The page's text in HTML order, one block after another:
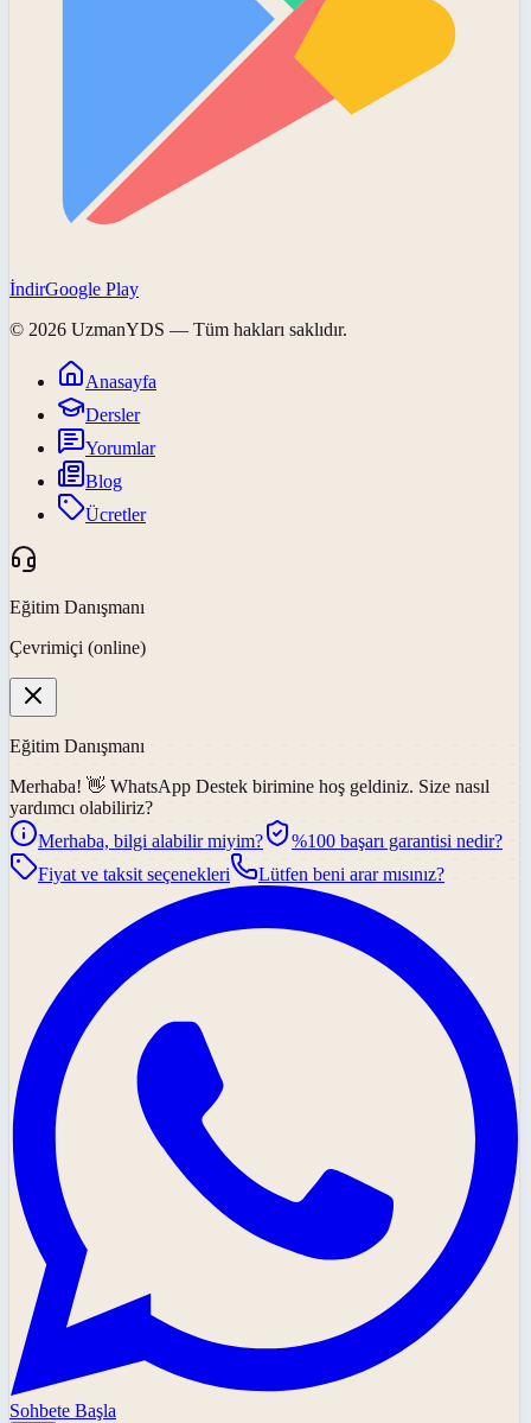
İndirGoogle Play
© 2026 UzmanYDS — Tüm hakları saklıdır.
Anasayfa
Dersler
Yorumlar
Blog
Ücretler
Eğitim Danışmanı
Çevrimiçi (online)
Eğitim Danışmanı
Merhaba! 👋 WhatsApp Destek birimine hoş geldiniz. Size nasıl
yardımcı olabiliriz?
Merhaba, bilgi alabilir miyim?
%100 başarı garantisi nedir?
Fiyat ve taksit seçenekleri
Lütfen beni arar mısınız?
Sohbete Başla